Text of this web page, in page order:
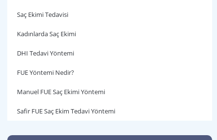
Saç Ekimi Tedavisi
Kadınlarda Saç Ekimi
DHI Tedavi Yöntemi
FUE Yöntemi Nedir?
Manuel FUE Saç Ekimi Yöntemi
Safir FUE Saç Ekim Tedavi Yöntemi